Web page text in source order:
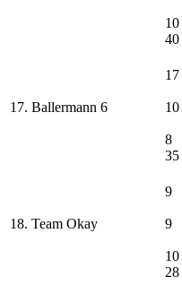
10
40
17. Ballermann 6
17
10
8
35
18. Team Okay
9
9
10
28